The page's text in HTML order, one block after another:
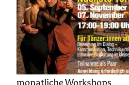
monatliche Workshops